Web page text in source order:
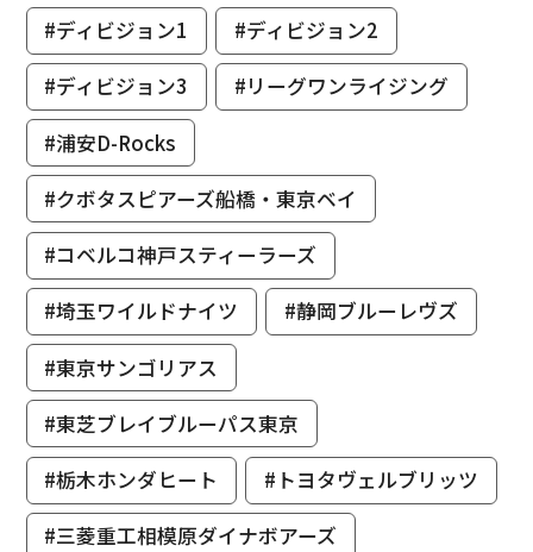
#ディビジョン1
#ディビジョン2
#ディビジョン3
#リーグワンライジング
#浦安D-Rocks
#クボタスピアーズ船橋・東京ベイ
#コベルコ神戸スティーラーズ
#埼玉ワイルドナイツ
#静岡ブルーレヴズ
#東京サンゴリアス
#東芝ブレイブルーパス東京
#栃木ホンダヒート
#トヨタヴェルブリッツ
#三菱重工相模原ダイナボアーズ